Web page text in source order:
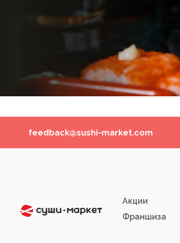
feedback@sushi-market.com
Акции
Франшиза